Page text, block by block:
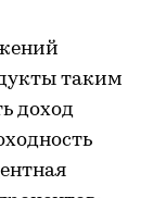
таким
доход